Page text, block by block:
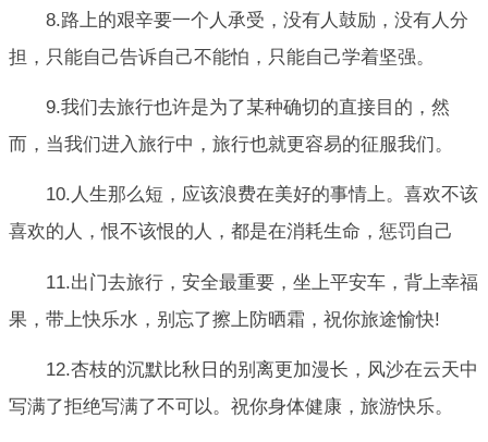
8.路上的艰辛要一个人承受，没有人鼓励，没有人分
担，只能自己告诉自己不能怕，只能自己学着坚强。
9.我们去旅行也许是为了某种确切的直接目的，然
而，当我们进入旅行中，旅行也就更容易的征服我们。
10.人生那么短，应该浪费在美好的事情上。喜欢不该
喜欢的人，恨不该恨的人，都是在消耗生命，惩罚自己
11.出门去旅行，安全最重要，坐上平安车，背上幸福
果，带上快乐水，别忘了擦上防晒霜，祝你旅途愉快!
12.杏枝的沉默比秋日的别离更加漫长，风沙在云天中
写满了拒绝写满了不可以。祝你身体健康，旅游快乐。